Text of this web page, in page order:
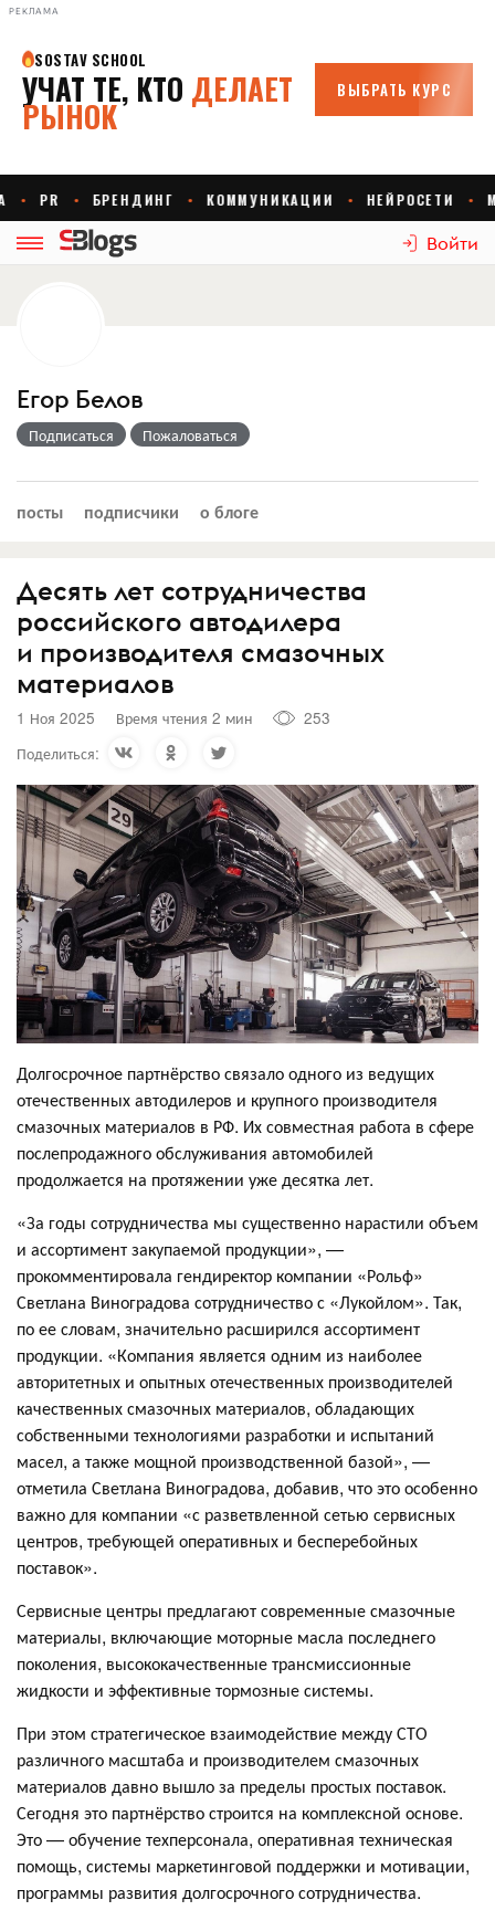
РЕКЛАМА
Войти
Егор Белов
Подписаться Пожаловаться
посты подписчики о блоге
Десять лет сотрудничества
российского автодилера
и производителя смазочных
материалов
1 Ноя 2025 Время чтения 2 мин
253
Поделиться:
Долгосрочное партнёрство связало одного из ведущих
отечественных автодилеров и крупного производителя
смазочных материалов в РФ. Их совместная работа в сфере
послепродажного обслуживания автомобилей
продолжается на протяжении уже десятка лет.
«За годы сотрудничества мы существенно нарастили объем
и ассортимент закупаемой продукции», —
прокомментировала гендиректор компании «Рольф»
Светлана Виноградова сотрудничество с «Лукойлом». Так,
по ее словам, значительно расширился ассортимент
продукции. «Компания является одним из наиболее
авторитетных и опытных отечественных производителей
качественных смазочных материалов, обладающих
собственными технологиями разработки и испытаний
масел, а также мощной производственной базой», —
отметила Светлана Виноградова, добавив, что это особенно
важно для компании «с разветвленной сетью сервисных
центров, требующей оперативных и бесперебойных
поставок».
Сервисные центры предлагают современные смазочные
материалы, включающие моторные масла последнего
поколения, высококачественные трансмиссионные
жидкости и эффективные тормозные системы.
При этом стратегическое взаимодействие между СТО
различного масштаба и производителем смазочных
материалов давно вышло за пределы простых поставок.
Сегодня это партнёрство строится на комплексной основе.
Это — обучение техперсонала, оперативная техническая
помощь, системы маркетинговой поддержки и мотивации,
программы развития долгосрочного сотрудничества.